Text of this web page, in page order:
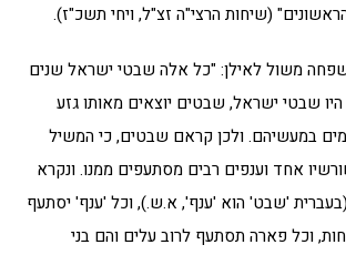
(שיחות הרצי"ה זצ"ל, ויחי תשכ"ז).
משול לאילן: "כל אלה שבטי ישראל שנים
שבטי ישראל, שבטים יוצאים מאותו גזע
במעשיהם. ולכן קראם שבטים, כי המשיל
אחד וענפים רבים מסתעפים ממנו. ונקרא
'שבט' הוא 'ענף', א.ש.), וכל 'ענף' יסתעף
וכל פארה תסתעף לרוב עלים והם בני